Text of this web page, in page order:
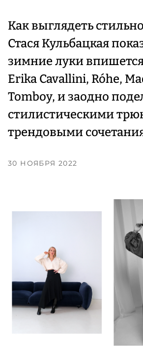
Как выглядеть
Стася Кульбацкая
зимние луки
Erika Cavallini, Róhe,
Tomboy, и заодно
стилистическими
трендовыми
30 НОЯБРЯ 2022